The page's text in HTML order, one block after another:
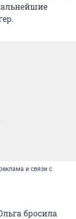
и связи с
бросила